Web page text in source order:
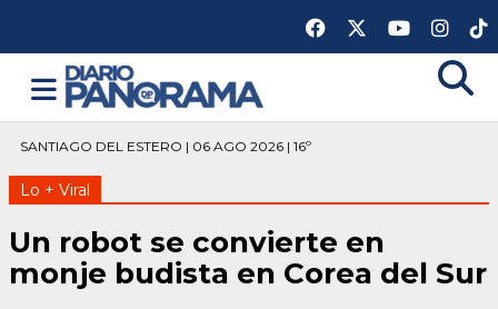
SANTIAGO DEL ESTERO | 06 AGO 2026 | 16º
Lo + Viral
Un robot se convierte en
monje budista en Corea del Sur